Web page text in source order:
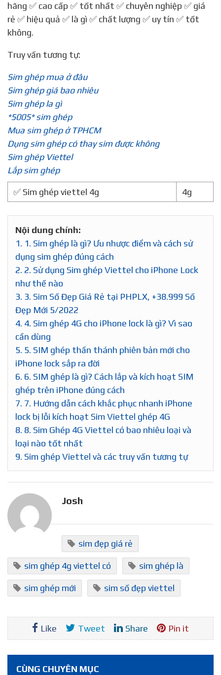
hãng ✅ cao cấp ✅ tốt nhất ✅ chuyên nghiệp ✅ giá
rẻ ✅ hiệu quả ✅ là gì ✅ chất lượng ✅ uy tín ✅ tốt
không.
Truy vấn tương tự:
Sim ghép mua ở đâu
Sim ghép giá bao nhiêu
Sim ghép la gì
*5005* sim ghép
Mua sim ghép ở TPHCM
Dụng sim ghép có thay sim được không
Sim ghép Viettel
Lắp sim ghép
✅ Sim ghép viettel 4g 4g
Nội dung chính:
1. 1. Sim ghép là gì? Ưu nhược điểm và cách sử
dụng sim ghép đúng cách
2. 2. Sử dụng Sim ghép Viettel cho iPhone Lock
như thế nào
3. 3. Sim Số Đẹp Giá Rẻ tại PHPLX, +38.999 Số
Đẹp Mới 5/2022
4. 4. Sim ghép 4G cho iPhone lock là gì? Vì sao
cần dùng
5. 5. SIM ghép thần thánh phiên bản mới cho
iPhone lock sắp ra đời
6. 6. SIM ghép là gì? Cách lắp và kích hoạt SIM
ghép trên iPhone đúng cách
7. 7. Hướng dẫn cách khắc phục nhanh iPhone
lock bị lỗi kích hoạt Sim Viettel ghép 4G
8. 8. Sim Ghép 4G Viettel có bao nhiêu loại và
loại nào tốt nhất
9. Sim ghép Viettel và các truy vấn tương tự
Josh
sim đẹp giá rẻ
sim ghép 4g viettel có sim ghép là
sim ghép mới sim số đẹp viettel
Like Tweet Share Pin it
CÙNG CHUYÊN MỤC